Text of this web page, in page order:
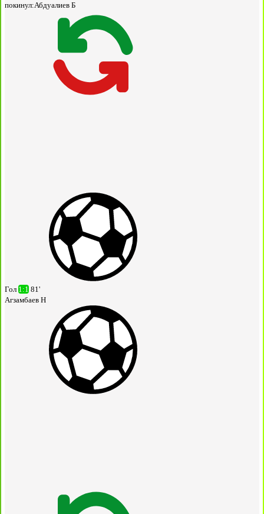
покинул:Абдуалиев Б
Гол 1:1 81'
Агзамбаев Н